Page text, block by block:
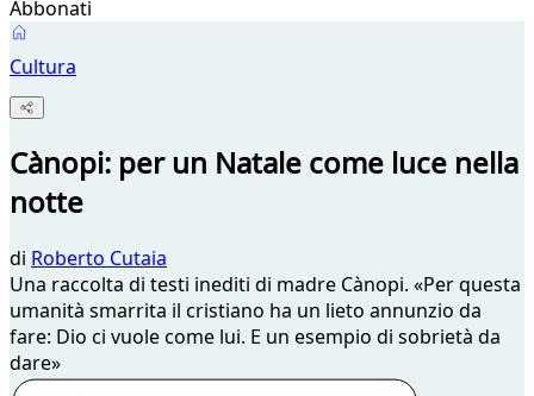
Abbonati
Cultura
Cànopi: per un Natale come luce nella
notte
di Roberto Cutaia
Una raccolta di testi inediti di madre Cànopi. «Per questa
umanità smarrita il cristiano ha un lieto annunzio da
fare: Dio ci vuole come lui. E un esempio di sobrietà da
dare»